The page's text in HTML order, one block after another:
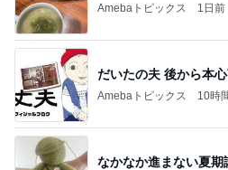
Amebaトピックス 1日前
だいたの夫 後から本
Amebaトピックス 10時
なかなか進まない夏期